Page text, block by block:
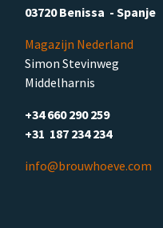
03720 Benissa - Spanje
Magazijn Nederland
Simon Stevinweg
Middelharnis
+34 660 290 259
+31 187 234 234
info@brouwhoeve.com